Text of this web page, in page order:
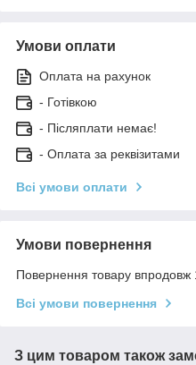
Умови оплати
Оплата на рахунок
- Готівкою
- Післяплати немає!
- Оплата за реквізитами
Всі умови оплати
Умови повернення
Повернення товару впродовж
Всі умови повернення
З цим товаром також